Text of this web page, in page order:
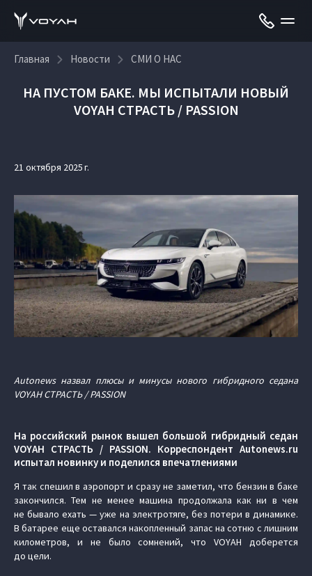
Главная Новости СМИ О НАС
НА ПУСТОМ БАКЕ. МЫ ИСПЫТАЛИ НОВЫЙ
VOYAH СТРАСТЬ / PASSION
21 октября 2025 г.
Autonews назвал плюсы и минусы нового гибридного седана
VOYAH СТРАСТЬ / PASSION
На российский рынок вышел большой гибридный седан
VOYAH СТРАСТЬ / PASSION. Корреспондент Autonews.ru
испытал новинку и поделился впечатлениями
Я так спешил в аэропорт и сразу не заметил, что бензин в баке
закончился. Тем не менее машина продолжала как ни в чем
не бывало ехать — уже на электротяге, без потери в динамике.
В батарее еще оставался накопленный запас на сотню с лишним
километров, и не было сомнений, что VOYAH доберется
до цели.